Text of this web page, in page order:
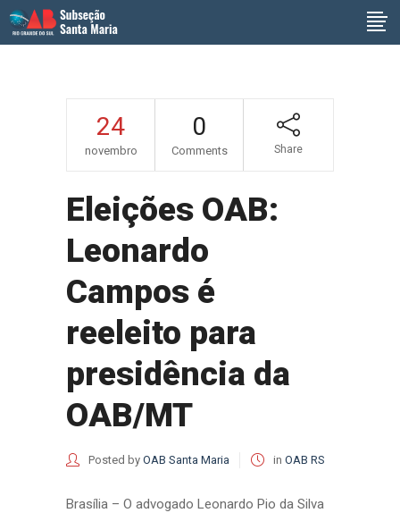
24
novembro
0
Comments Share
Eleições OAB:
Leonardo
Campos é
reeleito para
presidência da
OAB/MT
Posted by OAB Santa Maria in OAB RS
Brasília – O advogado Leonardo Pio da Silva